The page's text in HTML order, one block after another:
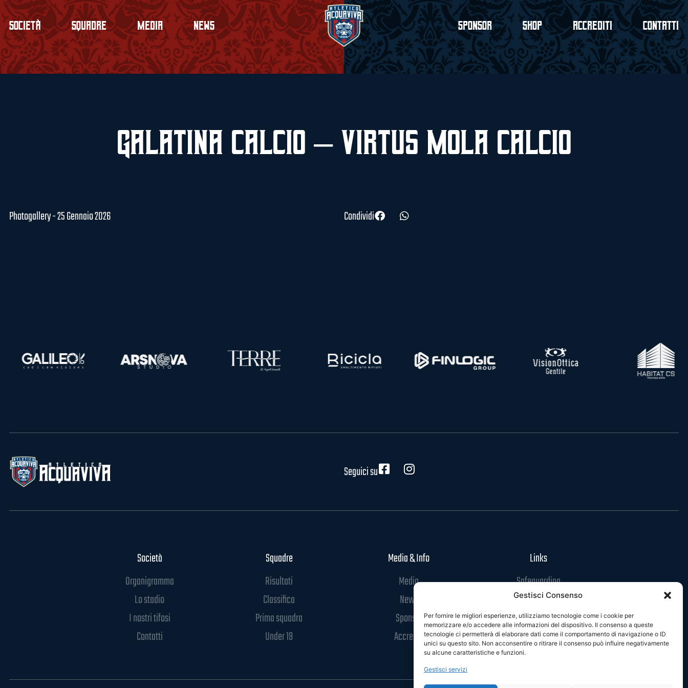
Gestisci Consenso
Per fornire le migliori esperienze, utilizziamo tecnologie come i cookie per
memorizzare e/o accedere alle informazioni del dispositivo. Il consenso a queste
tecnologie ci permetterà di elaborare dati come il comportamento di navigazione o ID
unici su questo sito. Non acconsentire o ritirare il consenso può influire negativamente
su alcune caratteristiche e funzioni.
Gestisci servizi
Società Squadre Media News Sponsor Shop Accrediti Contatti
Galatina Calcio – Virtus Mola Calcio
Photogallery - 25 Gennaio 2026 Condividi
Seguici su
Società
Organigramma
Lo stadio
I nostri tifosi
Contatti
Squadre
Risultati
Classifica
Prima squadra
Under 19
Media & Info
Media
News
Sponsor
Accrediti
Links
Safeguarding
Codice di Condotta
Privacy Policy
Cookie Policy